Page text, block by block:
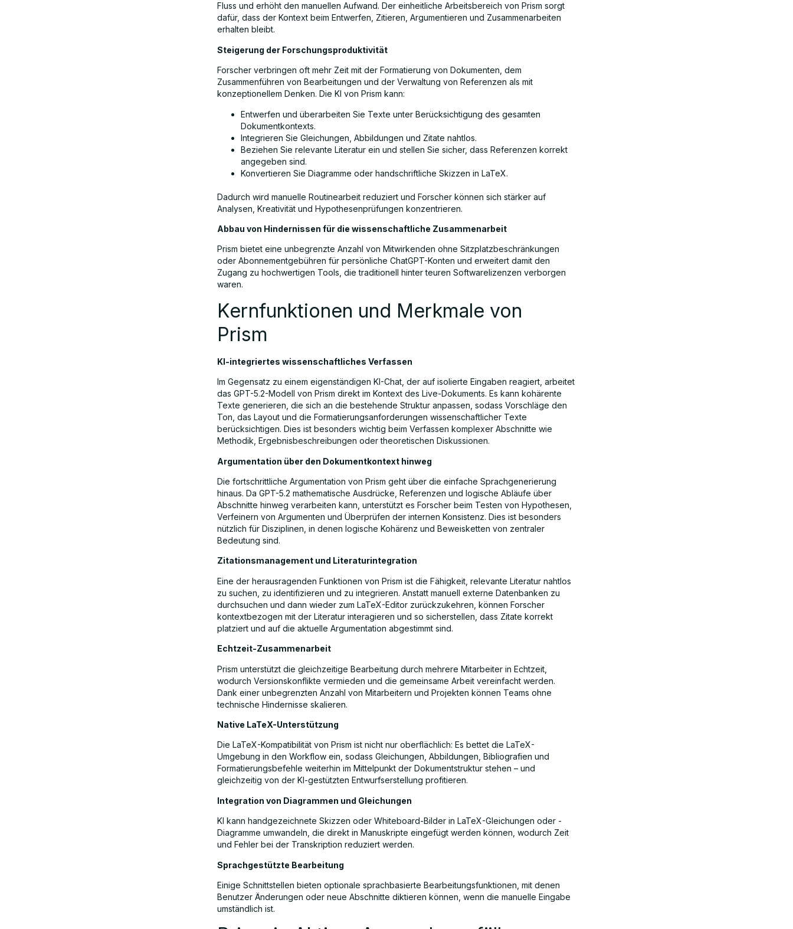
Fluss und erhöht den manuellen Aufwand. Der einheitliche Arbeitsbereich von Prism sorgt
dafür, dass der Kontext beim Entwerfen, Zitieren, Argumentieren und Zusammenarbeiten
erhalten bleibt.
Steigerung der Forschungsproduktivität
Forscher verbringen oft mehr Zeit mit der Formatierung von Dokumenten, dem
Zusammenführen von Bearbeitungen und der Verwaltung von Referenzen als mit
konzeptionellem Denken. Die KI von Prism kann:
Entwerfen und überarbeiten Sie Texte unter Berücksichtigung des gesamten
Dokumentkontexts.
Integrieren Sie Gleichungen, Abbildungen und Zitate nahtlos.
Beziehen Sie relevante Literatur ein und stellen Sie sicher, dass Referenzen korrekt
angegeben sind.
Konvertieren Sie Diagramme oder handschriftliche Skizzen in LaTeX.
Dadurch wird manuelle Routinearbeit reduziert und Forscher können sich stärker auf
Analysen, Kreativität und Hypothesenprüfungen konzentrieren.
Abbau von Hindernissen für die wissenschaftliche Zusammenarbeit
Prism bietet eine unbegrenzte Anzahl von Mitwirkenden ohne Sitzplatzbeschränkungen
oder Abonnementgebühren für persönliche ChatGPT-Konten und erweitert damit den
Zugang zu hochwertigen Tools, die traditionell hinter teuren Softwarelizenzen verborgen
waren.
Kernfunktionen und Merkmale von
Prism
KI-integriertes wissenschaftliches Verfassen
Im Gegensatz zu einem eigenständigen KI-Chat, der auf isolierte Eingaben reagiert, arbeitet
das GPT-5.2-Modell von Prism direkt im Kontext des Live-Dokuments. Es kann kohärente
Texte generieren, die sich an die bestehende Struktur anpassen, sodass Vorschläge den
Ton, das Layout und die Formatierungsanforderungen wissenschaftlicher Texte
berücksichtigen. Dies ist besonders wichtig beim Verfassen komplexer Abschnitte wie
Methodik, Ergebnisbeschreibungen oder theoretischen Diskussionen.
Argumentation über den Dokumentkontext hinweg
Die fortschrittliche Argumentation von Prism geht über die einfache Sprachgenerierung
hinaus. Da GPT-5.2 mathematische Ausdrücke, Referenzen und logische Abläufe über
Abschnitte hinweg verarbeiten kann, unterstützt es Forscher beim Testen von Hypothesen,
Verfeinern von Argumenten und Überprüfen der internen Konsistenz. Dies ist besonders
nützlich für Disziplinen, in denen logische Kohärenz und Beweisketten von zentraler
Bedeutung sind.
Zitationsmanagement und Literaturintegration
Eine der herausragenden Funktionen von Prism ist die Fähigkeit, relevante Literatur nahtlos
zu suchen, zu identifizieren und zu integrieren. Anstatt manuell externe Datenbanken zu
durchsuchen und dann wieder zum LaTeX-Editor zurückzukehren, können Forscher
kontextbezogen mit der Literatur interagieren und so sicherstellen, dass Zitate korrekt
platziert und auf die aktuelle Argumentation abgestimmt sind.
Echtzeit-Zusammenarbeit
Prism unterstützt die gleichzeitige Bearbeitung durch mehrere Mitarbeiter in Echtzeit,
wodurch Versionskonflikte vermieden und die gemeinsame Arbeit vereinfacht werden.
Dank einer unbegrenzten Anzahl von Mitarbeitern und Projekten können Teams ohne
technische Hindernisse skalieren.
Native LaTeX-Unterstützung
Die LaTeX-Kompatibilität von Prism ist nicht nur oberflächlich: Es bettet die LaTeX-
Umgebung in den Workflow ein, sodass Gleichungen, Abbildungen, Bibliografien und
Formatierungsbefehle weiterhin im Mittelpunkt der Dokumentstruktur stehen – und
gleichzeitig von der KI-gestützten Entwurfserstellung profitieren.
Integration von Diagrammen und Gleichungen
KI kann handgezeichnete Skizzen oder Whiteboard-Bilder in LaTeX-Gleichungen oder -
Diagramme umwandeln, die direkt in Manuskripte eingefügt werden können, wodurch Zeit
und Fehler bei der Transkription reduziert werden.
Sprachgestützte Bearbeitung
Einige Schnittstellen bieten optionale sprachbasierte Bearbeitungsfunktionen, mit denen
Benutzer Änderungen oder neue Abschnitte diktieren können, wenn die manuelle Eingabe
umständlich ist.